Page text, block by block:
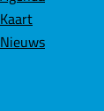
i
e
Kaart
Nieuws